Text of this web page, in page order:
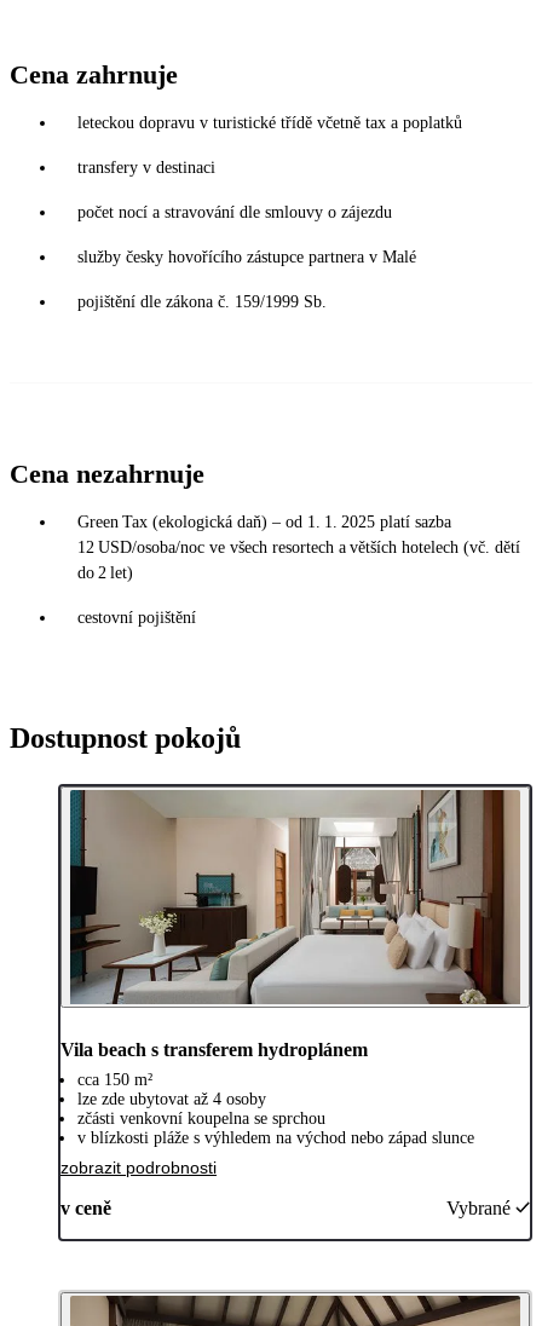
Cena zahrnuje
leteckou dopravu v turistické třídě včetně tax a poplatků
transfery v destinaci
počet nocí a stravování dle smlouvy o zájezdu
služby česky hovořícího zástupce partnera v Malé
pojištění dle zákona č. 159/1999 Sb.
Cena nezahrnuje
Green Tax (ekologická daň) – od 1. 1. 2025 platí sazba
12 USD/osoba/noc ve všech resortech a větších hotelech (vč. dětí
do 2 let)
cestovní pojištění
Dostupnost pokojů
Vila beach s transferem hydroplánem
cca 150 m²
lze zde ubytovat až 4 osoby
zčásti venkovní koupelna se sprchou
v blízkosti pláže s výhledem na východ nebo západ slunce
zobrazit podrobnosti
v ceně Vybrané